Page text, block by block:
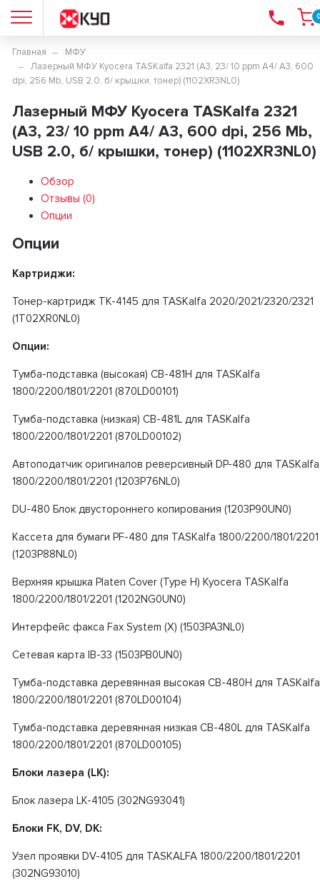
Главная
МФУ
Лазерный МФУ Kyocera TASKalfa 2321 (A3, 23/ 10 ppm А4/ A3, 600
dpi, 256 Mb, USB 2.0, б/ крышки, тонер) (1102XR3NL0)
Лазерный МФУ Kyocera TASKalfa 2321
(A3, 23/ 10 ppm А4/ A3, 600 dpi, 256 Mb,
USB 2.0, б/ крышки, тонер) (1102XR3NL0)
Обзор
Отзывы (0)
Опции
Опции
Картриджи:
Тонер-картридж TK-4145 для TASKalfa 2020/2021/2320/2321
(1T02XR0NL0)
Опции:
Тумба-подставка (высокая) CB-481H для TASKalfa
1800/2200/1801/2201 (870LD00101)
Тумба-подставка (низкая) CB-481L для TASKalfa
1800/2200/1801/2201 (870LD00102)
Автоподатчик оригиналов реверсивный DP-480 для TASKalfa
1800/2200/1801/2201 (1203P76NL0)
DU-480 Блок двустороннего копирования (1203P90UN0)
Кассета для бумаги PF-480 для TASKalfa 1800/2200/1801/2201
(1203P88NL0)
Верхняя крышка Platen Cover (Type H) Kyocera TASKalfa
1800/2200/1801/2201 (1202NG0UN0)
Интерфейс факса Fax System (X) (1503PA3NL0)
Сетевая карта IB-33 (1503PB0UN0)
Тумба-подставка деревянная высокая CB-480H для TASKalfa
1800/2200/1801/2201 (870LD00104)
Тумба-подставка деревянная низкая CB-480L для TASKalfa
1800/2200/1801/2201 (870LD00105)
Блоки лазера (LK):
Блок лазера LK-4105 (302NG93041)
Блоки FK, DV, DK:
Узел проявки DV-4105 для TASKALFA 1800/2200/1801/2201
(302NG93010)